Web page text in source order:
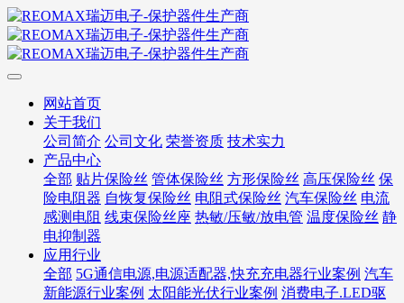
网站首页
关于我们
公司简介 公司文化 荣誉资质 技术实力
产品中心
全部 贴片保险丝 管体保险丝 方形保险丝 高压保险丝 保
险电阻器 自恢复保险丝 电阻式保险丝 汽车保险丝 电流
感测电阻 线束保险丝座 热敏/压敏/放电管 温度保险丝 静
电抑制器
应用行业
全部 5G通信电源,电源适配器,快充充电器行业案例 汽车
新能源行业案例 太阳能光伏行业案例 消费电子.LED驱